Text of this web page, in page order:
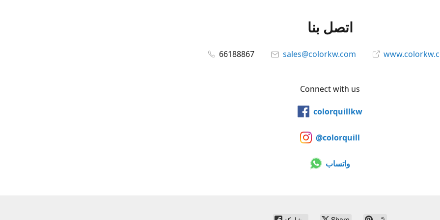
اتصل بنا
66188867 sales@colorkw.com
Connect with us
colorquillkw
@colorquill
واتساب